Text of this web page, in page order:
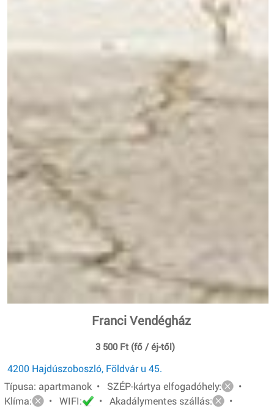
Franci Vendégház
3 500 Ft (fő / éj-től)
4200 Hajdúszoboszló, Földvár u 45.
Típusa: apartmanok • SZÉP-kártya elfogadóhely:
•
Klíma:
• WIFI: • Akadálymentes szállás:
•